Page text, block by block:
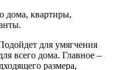
дома, квартиры,
для умягчения
всего дома. Главное –
размера,